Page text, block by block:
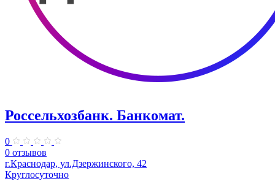
Россельхозбанк. Банкомат.
0
0 отзывов
г.Краснодар, ул.Дзержинского, 42
Круглосуточно